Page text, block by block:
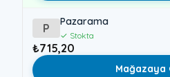
P Pazarama
✓ Stokta
₺715,20
Mağazaya